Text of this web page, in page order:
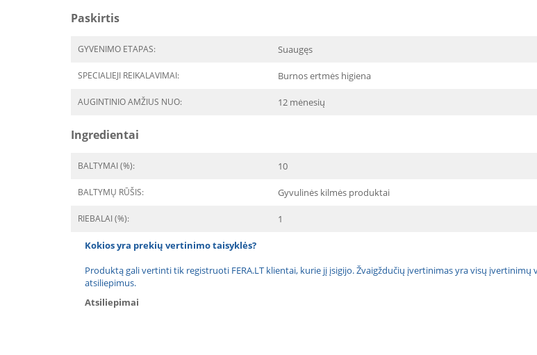
Paskirtis
GYVENIMO ETAPAS: Suaugęs
SPECIALIEJI REIKALAVIMAI: Burnos ertmės higiena
AUGINTINIO AMŽIUS NUO: 12 mėnesių
Ingredientai
BALTYMAI (%): 10
BALTYMŲ RŪŠIS: Gyvulinės kilmės produktai
RIEBALAI (%): 1
Kokios yra prekių vertinimo taisyklės?
Produktą gali vertinti tik registruoti FERA.LT klientai, kurie jį įsigijo. Žvaigždučių įvertinimas yra visų
atsiliepimus.
Atsiliepimai